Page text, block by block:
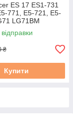
ES 17 ES1-731
771, E5-721, E5-
LG71BM
б/в
₴
Купити